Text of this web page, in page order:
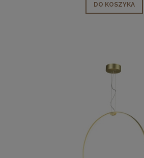
DO KOSZYKA